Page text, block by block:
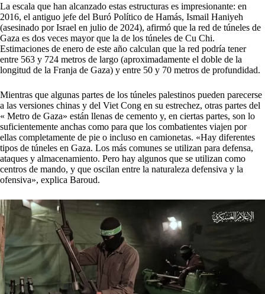
La escala que han alcanzado estas estructuras es impresionante: en
2016, el antiguo jefe del Buró Político de Hamás, Ismail Haniyeh
(asesinado por Israel en julio de 2024), afirmó que la red de túneles de
Gaza es dos veces mayor que la de los túneles de Cu Chi.
Estimaciones de enero de este año calculan que la red podría tener
entre 563 y 724 metros de largo (aproximadamente el doble de la
longitud de la Franja de Gaza) y entre 50 y 70 metros de profundidad.
Mientras que algunas partes de los túneles palestinos pueden parecerse
a las versiones chinas y del Viet Cong en su estrechez, otras partes del
« Metro de Gaza» están llenas de cemento y, en ciertas partes, son lo
suficientemente anchas como para que los combatientes viajen por
ellas completamente de pie o incluso en camionetas. «Hay diferentes
tipos de túneles en Gaza. Los más comunes se utilizan para defensa,
ataques y almacenamiento. Pero hay algunos que se utilizan como
centros de mando, y que oscilan entre la naturaleza defensiva y la
ofensiva», explica Baroud.